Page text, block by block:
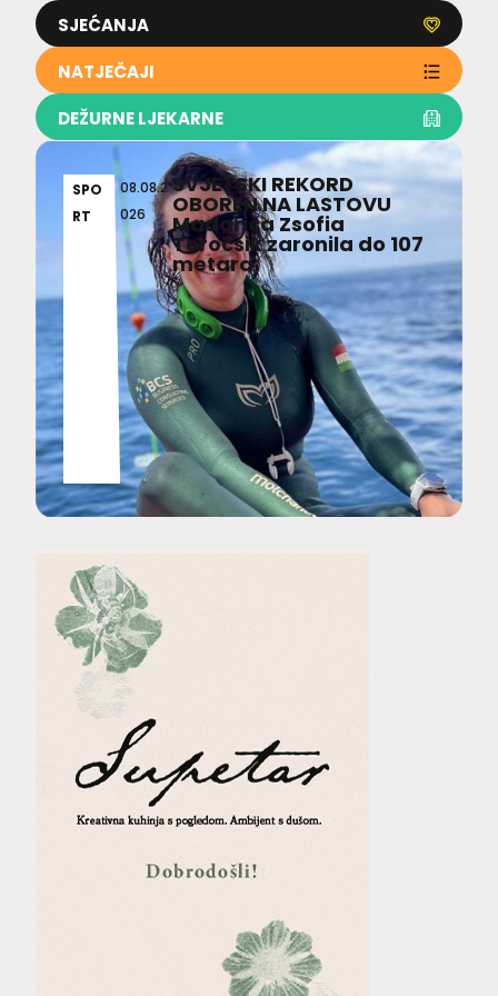
SJEĆANJA
NATJEČAJI
DEŽURNE LJEKARNE
SPO
RT
08.08.2
026
SVJETSKI REKORD
OBOREN NA LASTOVU
Mađarica Zsofia
Torocsik zaronila do 107
metara